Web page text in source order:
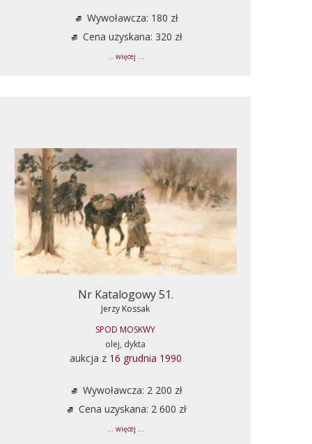
Wywoławcza: 180 zł
Cena uzyskana: 320 zł
... więcej ...
Nr Katalogowy 51.
Jerzy Kossak
SPOD MOSKWY
olej, dykta
aukcja z 16 grudnia 1990
Wywoławcza: 2 200 zł
Cena uzyskana: 2 600 zł
... więcej ...